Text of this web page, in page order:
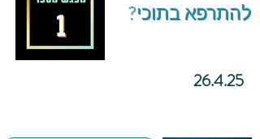
להתרפא בתוכי?
26.4.25